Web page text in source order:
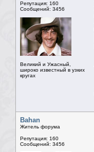
Репутация: 160
Сообщений: 3456
Великий и Ужасный,
широко известный в узких
кругах
Bahan
Житель форума
Репутация: 160
Сообщений: 3456